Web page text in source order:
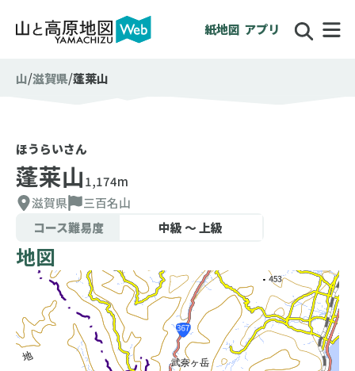
紙地図 アプリ
山 滋賀県 蓬莱山
ほうらいさん
蓬莱山1,174m
滋賀県
三百名山
コース難易度
中級 〜 上級
地図